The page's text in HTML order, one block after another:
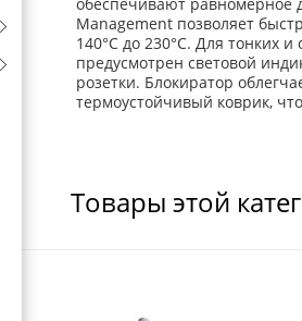
Management позволяет
140°C до 230°C. Для тонких
предусмотрен световой
розетки. Блокиратор
термоустойчивый коврик,
Товары этой